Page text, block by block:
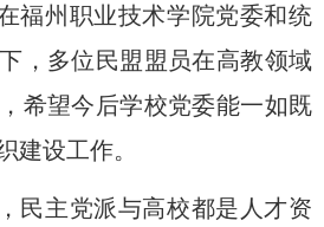
福州职业技术学院党委和统
，多位民盟盟员在高教领域
希望今后学校党委能一如既
建设工作。
民主党派与高校都是人才资